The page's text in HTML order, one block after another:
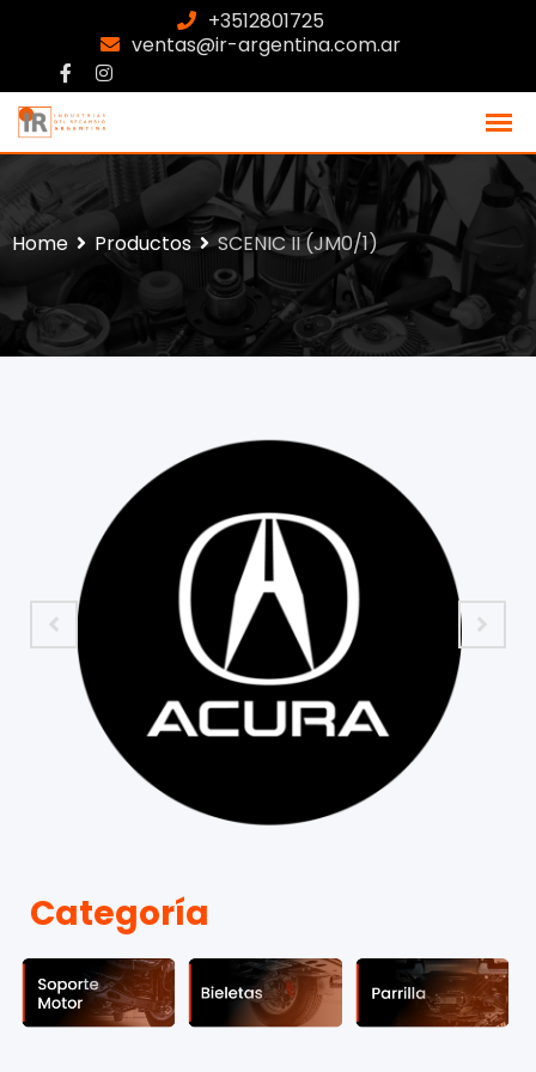
+3512801725
ventas@ir-argentina.com.ar
Home Productos SCENIC II (JM0/1)
Categoría